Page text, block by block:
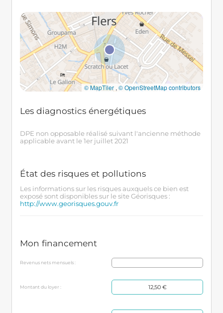
© MapTiler ,© OpenStreetMap contributors
Les diagnostics énergétiques
DPE non opposable réalisé suivant l'ancienne méthode
applicable avant le 1er juillet 2021
État des risques et pollutions
Les informations sur les risques auxquels ce bien est
exposé sont disponibles sur le site Géorisques :
http://www.georisques.gouv.fr
Mon financement
Revenus nets mensuels :
Montant du loyer : 12,50 €